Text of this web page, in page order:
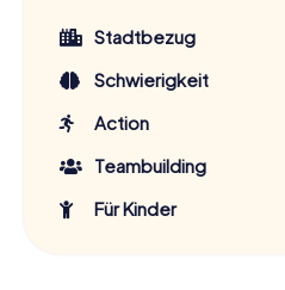
Stadtbezug
Schwierigkeit
Action
Teambuilding
Für Kinder